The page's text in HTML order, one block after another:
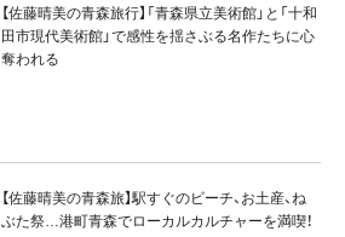
【佐藤晴美の青森旅行】「青森県立美術館」と「十和
田市現代美術館」で感性を揺さぶる名作たちに心
奪われる
【佐藤晴美の青森旅】駅すぐのビーチ、お土産、ね
ぶた祭…港町青森でローカルカルチャーを満喫！